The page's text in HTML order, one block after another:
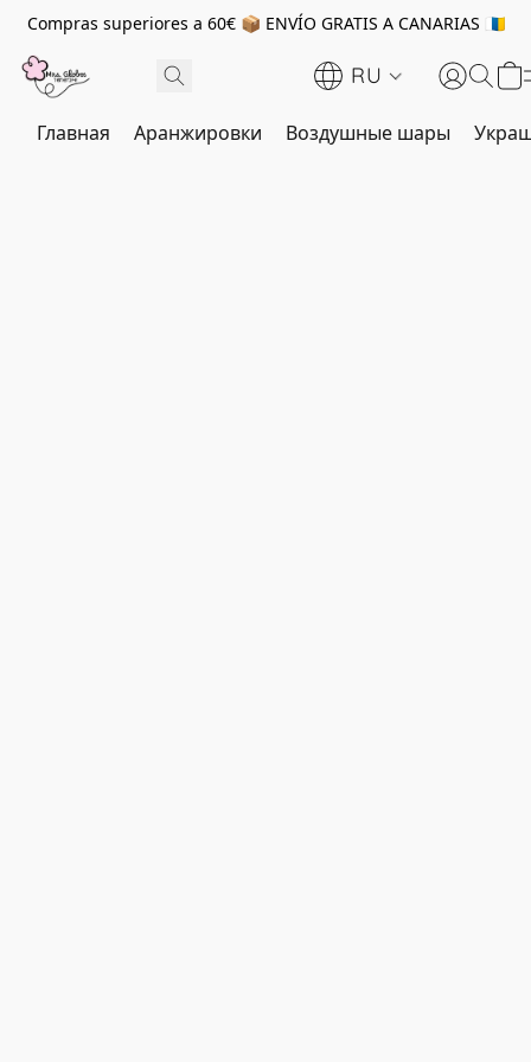
Compras superiores a 60€ 📦 ENVÍO GRATIS A CANARIAS 🇮🇨
RU
Главная Аранжировки Воздушные шары